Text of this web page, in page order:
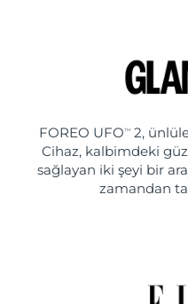
FOREO UFO TM
2,
Cihaz, kalbimdeki
sağlayan iki şeyi bir
zamandan